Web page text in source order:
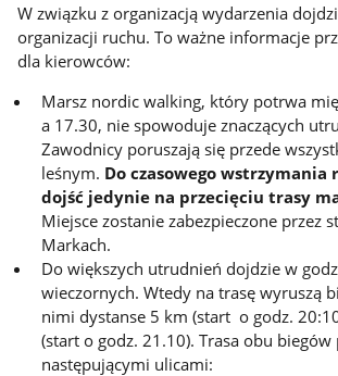
W związku z organizacją wydarzenia
organizacji ruchu. To ważne informacje
dla kierowców:
Marsz nordic walking, który potrwa
a 17.30, nie spowoduje znaczących
Zawodnicy poruszają się przede
leśnym. Do czasowego wstrzymania
dojść jedynie na przecięciu trasy
Miejsce zostanie zabezpieczone przez
Markach.
Do większych utrudnień dojdzie w
wieczornych. Wtedy na trasę wyruszą
nimi dystanse 5 km (start o godz.
(start o godz. 21.10). Trasa obu
następującymi ulicami: